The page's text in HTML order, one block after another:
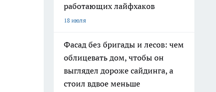
работающих лайфхаков
18 июля
Фасад без бригады и лесов: чем
облицевать дом, чтобы он
выглядел дороже сайдинга, а
стоил вдвое меньше